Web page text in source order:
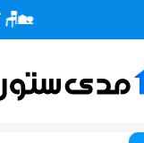
🏡🪑 كل احتياجاتك